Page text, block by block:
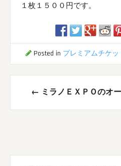
１枚１５００円です。
Posted in プレミアムチケッ
Post
navigation
← ミラノＥＸＰＯのオ